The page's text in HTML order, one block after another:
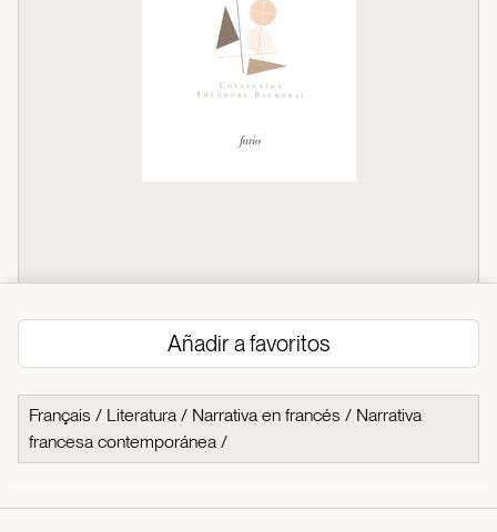
Añadir a favoritos
Français / Literatura / Narrativa en francés / Narrativa
francesa contemporánea /